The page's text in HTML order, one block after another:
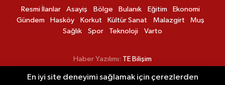
Resmi İlanlar Asayiş Bölge Bulanık Eğitim
Ekonomi
Gündem
Hasköy Korkut Kültür Sanat Malazgirt
Muş
Sağlık
Spor Teknoloji Varto
Haber Yazılımı: TE Bilişim
En iyi site deneyimi sağlamak için çerezlerden